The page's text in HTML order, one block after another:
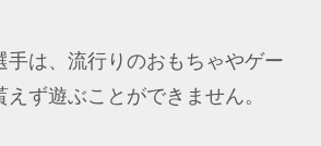
手は、流行りのおもちゃやゲー
ず遊ぶことができません。